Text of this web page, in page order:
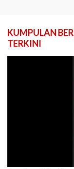
KUMPULAN
TERKINI